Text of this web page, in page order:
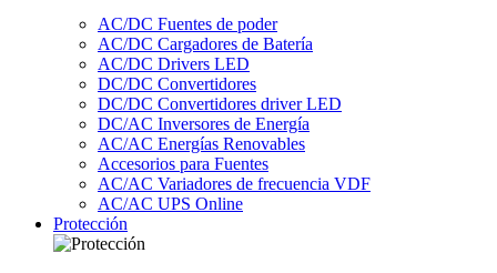
AC/DC Fuentes de poder
AC/DC Cargadores de Batería
AC/DC Drivers LED
DC/DC Convertidores
DC/DC Convertidores driver LED
DC/AC Inversores de Energía
AC/AC Energías Renovables
Accesorios para Fuentes
AC/AC Variadores de frecuencia VDF
AC/AC UPS Online
Protección